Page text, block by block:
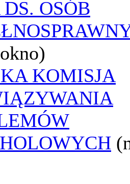
OSÓB
KOMISJA